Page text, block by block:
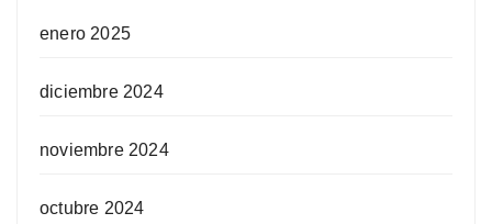
enero 2025
diciembre 2024
noviembre 2024
octubre 2024